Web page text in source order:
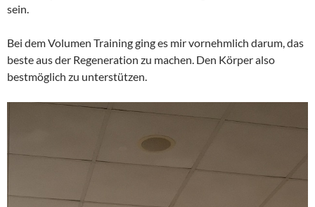
sein.
Bei dem Volumen Training ging es mir vornehmlich darum, das
beste aus der Regeneration zu machen. Den Körper also
bestmöglich zu unterstützen.